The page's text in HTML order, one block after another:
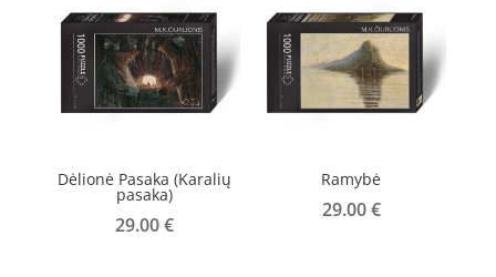
Dėlionė Pasaka (Karalių
pasaka)
29.00€
Ramybė
29.00€